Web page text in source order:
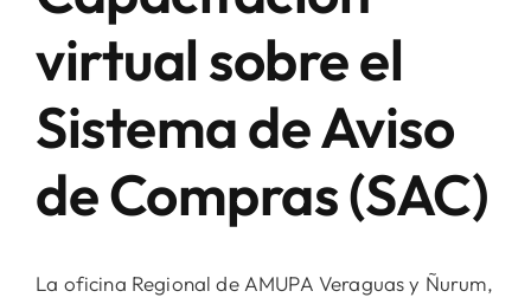
virtual sobre el
Sistema de Aviso
de Compras (SAC)
La oficina Regional de AMUPA Veraguas y Ñurum,